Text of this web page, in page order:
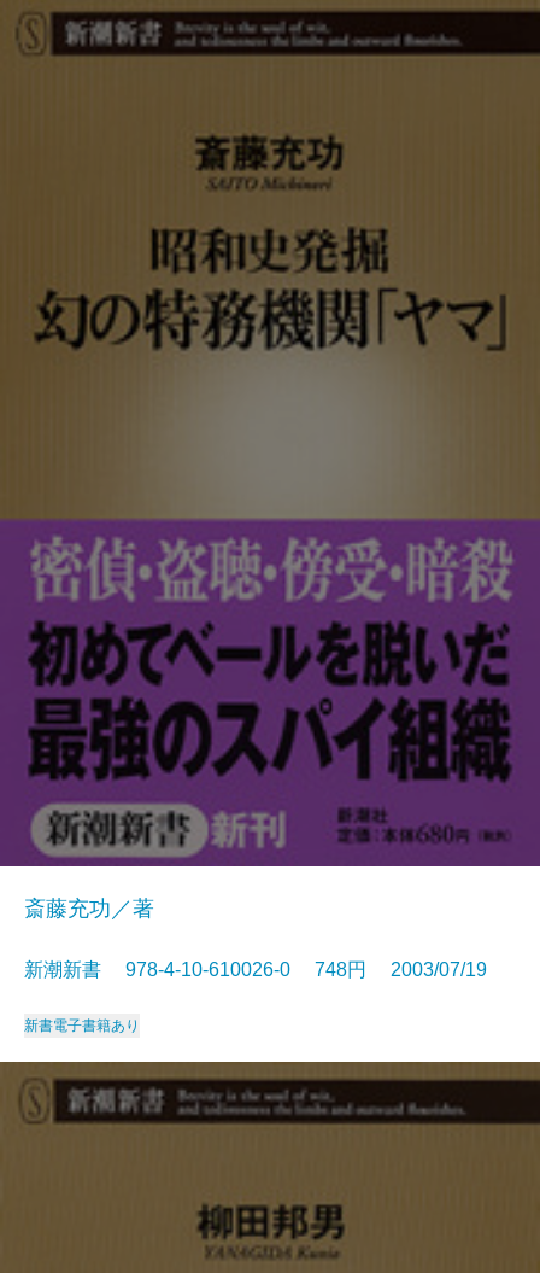
斎藤充功／著
新潮新書 978-4-10-610026-0 748円 2003/07/19
新書電子書籍あり